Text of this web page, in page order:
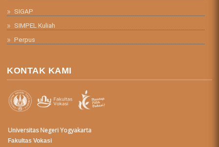
SIGAP
SIMPEL Kuliah
Perpus
KONTAK KAMI
Universitas Negeri Yogyakarta
Fakultas Vokasi